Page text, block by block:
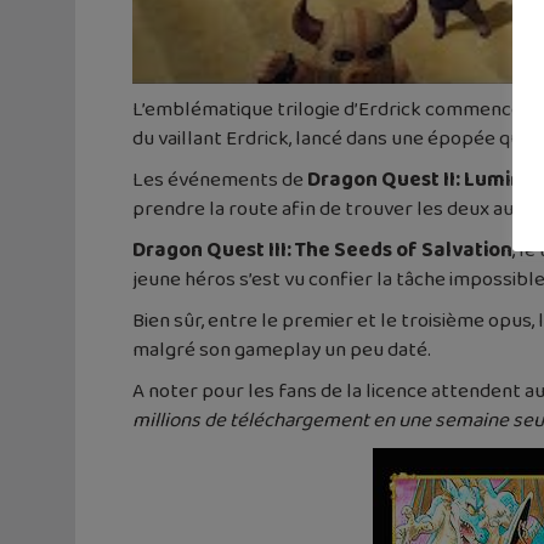
L’emblématique trilogie d’Erdrick commence
du vaillant Erdrick, lancé dans une épopée qui
Les événements deDragon Quest II:
prendre la route afin de trouver les deux
Dragon Quest III: The Seeds of Salvation,
jeune héros s’est vu confier la tâche
Bien sûr, entre le premier et le troisième
malgré son gameplay un peu daté.
A noter pour les fans de la licence attendent
millions de téléchargement en une semaine